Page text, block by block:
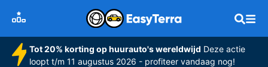
Tot 20% korting op huurauto's wereldwijd Deze actie
loopt t/m 11 augustus 2026 - profiteer vandaag nog!